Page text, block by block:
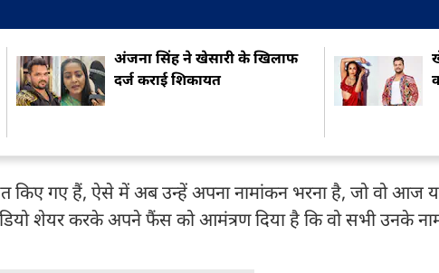
अंजना सिंह ने खेसारी के खिलाफ
दर्ज कराई शिकायत
किए गए हैं, ऐसे में अब उन्हें अपना नामांकन भरना है, जो वो आज
शेयर करके अपने फैंस को आमंत्रण दिया है कि वो सभी उनके